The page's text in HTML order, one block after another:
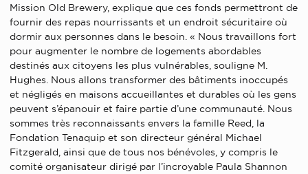
Mission Old Brewery, explique que ces fonds permettront de
fournir des repas nourrissants et un endroit sécuritaire où
dormir aux personnes dans le besoin. « Nous travaillons fort
pour augmenter le nombre de logements abordables
destinés aux citoyens les plus vulnérables, souligne M.
Hughes. Nous allons transformer des bâtiments inoccupés
et négligés en maisons accueillantes et durables où les gens
peuvent s’épanouir et faire partie d’une communauté. Nous
sommes très reconnaissants envers la famille Reed, la
Fondation Tenaquip et son directeur général Michael
Fitzgerald, ainsi que de tous nos bénévoles, y compris le
comité organisateur dirigé par l’incroyable Paula Shannon